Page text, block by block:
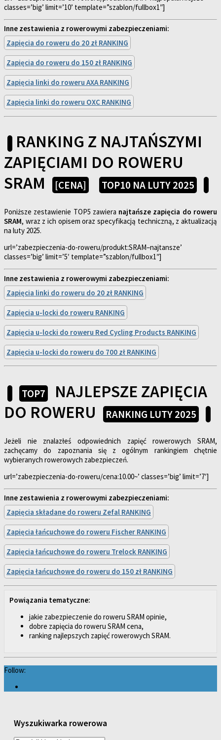
classes=’big’ limit=’10’ template=”szablon/fullbox1″]
Inne zestawienia z rowerowymi zabezpieczeniami:
Zapięcia do roweru do 20 zł RANKING
Zapięcia do roweru do 150 zł RANKING
Zapięcia linki do roweru AXA RANKING
Zapięcia linki do roweru OXC RANKING
RANKING Z NAJTAŃSZYMI
ZAPIĘCIAMI DO ROWERU
SRAM
[CENA] TOP10 NA LUTY 2025
Poniższe zestawienie TOP5 zawiera najtańsze zapięcia do roweru
SRAM, wraz z ich opisem oraz specyfikacją techniczną, z aktualizacją
na luty 2025.
url=’zabezpieczenia-do-roweru/produkt:SRAM–najtansze’
classes=’big’ limit=’5′ template=”szablon/fullbox1″]
Inne zestawienia z rowerowymi zabezpieczeniami:
Zapięcia linki do roweru do 20 zł RANKING
Zapięcia u-locki do roweru RANKING
Zapięcia u-locki do roweru Red Cycling Products RANKING
Zapięcia u-locki do roweru do 700 zł RANKING
TOP7
NAJLEPSZE ZAPIĘCIA
DO ROWERU
RANKING LUTY 2025
Jeżeli nie znalazłeś odpowiednich zapięć rowerowych SRAM,
zachęcamy do zapoznania się z ogólnym rankingiem chętnie
wybieranych rowerowych zabezpieczeń.
url=’zabezpieczenia-do-roweru/cena:10.00~’ classes=’big’ limit=’7′]
Inne zestawienia z rowerowymi zabezpieczeniami:
Zapięcia składane do roweru Zefal RANKING
Zapięcia łańcuchowe do roweru Fischer RANKING
Zapięcia łańcuchowe do roweru Trelock RANKING
Zapięcia łańcuchowe do roweru do 150 zł RANKING
Powiązania tematyczne:
jakie zabezpieczenie do roweru SRAM opinie,
dobre zapięcia do roweru SRAM cena,
ranking najlepszych zapięć rowerowych SRAM.
Follow:
Wyszukiwarka rowerowa